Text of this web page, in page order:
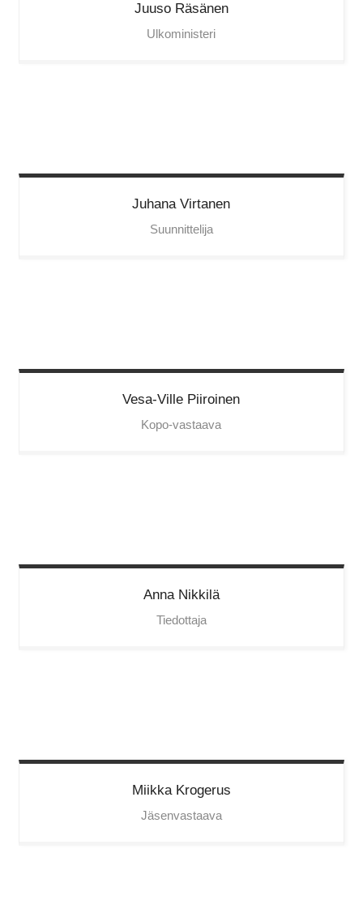
Juuso Räsänen
Ulkoministeri
Juhana Virtanen
Suunnittelija
Vesa-Ville Piiroinen
Kopo-vastaava
Anna Nikkilä
Tiedottaja
Miikka Krogerus
Jäsenvastaava